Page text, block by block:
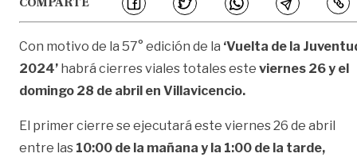
COMPARTE
Con motivo de la 57° edición de la ‘Vuelta de la
2024’ habrá cierres viales totales este viernes 26 y el
domingo 28 de abril en Villavicencio.
El primer cierre se ejecutará este viernes 26 de abril
entre las 10:00 de la mañana y la 1:00 de la tarde,